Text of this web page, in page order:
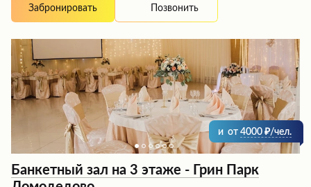
Забронировать Позвонить
и от 4000 /чел.
Банкетный зал на 3 этаже - Грин Парк